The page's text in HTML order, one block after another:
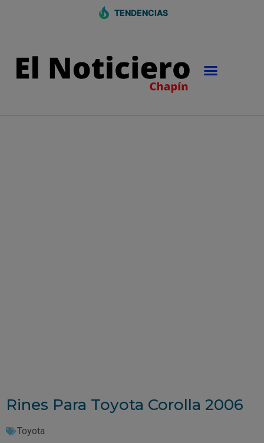
TENDENCIAS
Rines Para Toyota Corolla 2006
Toyota